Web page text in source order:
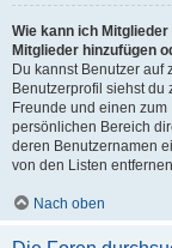
Wie kann ich
Mitglieder hinzufügen
Du kannst Benutzer auf
Benutzerprofil siehst
Freunde und einen
persönlichen Bereich
deren Benutzernamen
von den Listen
Nach oben